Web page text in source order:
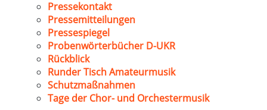
Pressekontakt
Pressemitteilungen
Pressespiegel
Probenwörterbücher D-UKR
Rückblick
Runder Tisch Amateurmusik
Schutzmaßnahmen
Tage der Chor- und Orchestermusik